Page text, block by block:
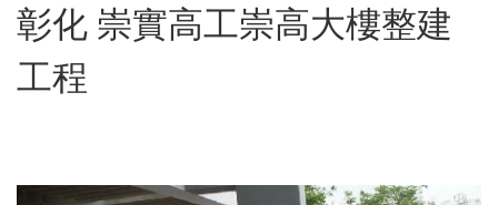
彰化 崇實高工崇高大樓整建
工程